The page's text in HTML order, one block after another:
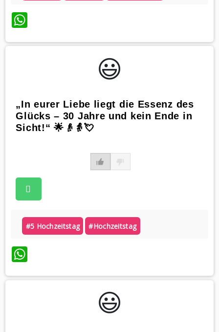
WhatsApp
😃️
„In eurer Liebe liegt die Essenz des
Glücks – 30 Jahre und kein Ende in
Sicht!“ 🌟👴👵💘
#5 Hochzeitstag #hochzeitstag
WhatsApp
😃️